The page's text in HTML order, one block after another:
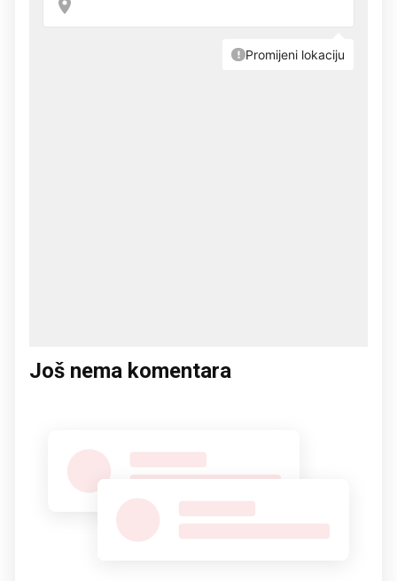
Još nema komentara